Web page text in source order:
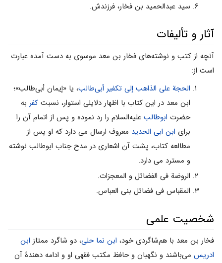
سید عبدالحمید بن فخار، فرزندش.
آثار و تألیفات
آنچه از کتب و نوشته‌هاى فخار بن معد موسوی به دست آمده عبارت
است از:
الحجة على الذاهب إلى تکفیر أبی‌طالب، یا «إیمان أبی‌طالب‌»؛
ابن معد در این کتاب با اظهار دلایلی استوار، نسبت کفربه
حضرت ابوطالبعلیه‌السلام را رد نموده و پس از اتمام آن را
برای ابن ابی الحدید معروف ارسال می دارد که او پس از
مطالعه کتاب، پشت آن اشعاری در مدح جناب ابوطالب نوشته
و مسترد می دارد.
الروضة فی الفضائل و المعجزات.
المقباس فی فضائل بنی العباس.
شخصیت علمى
فخار بن معد با هم‌شاگردى خود، ابن نما حلی، دو شاگرد ممتاز ابن
ادریس مى‌باشند و نگهبان و حافظ مکتب فقهى او و ادامه دهندۀ آن